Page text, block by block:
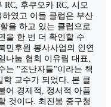
후쿠오카 RC, 시모
였고 이들 클럽은 부산
을 하고 있는 클럽으로
을 한 번 더 확인할 수
민후원 봉사사업의 인연
나눔 협회 이유림 대표,
는 "조난자들"이라는 책
학 교수가 되었다. 본 클
어 경제적, 정서적 아픔
것이다. 최진봉 중구청